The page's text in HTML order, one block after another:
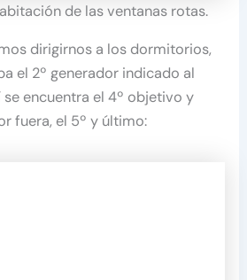
de las ventanas rotas.
dirigirnos a los dormitorios,
el 2º generador indicado al
se encuentra el 4º objetivo y
fuera, el 5º y último: